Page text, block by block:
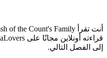
قراءته أونلاين مجانًا على MangaLovers.
إلى الفصل التالي.